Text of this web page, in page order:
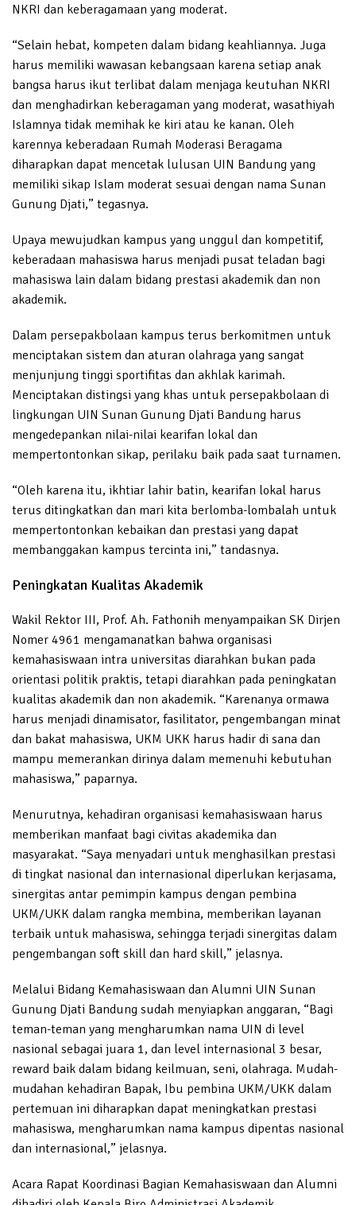
NKRI dan keberagamaan yang moderat.
“Selain hebat, kompeten dalam bidang keahliannya. Juga
harus memiliki wawasan kebangsaan karena setiap anak
bangsa harus ikut terlibat dalam menjaga keutuhan NKRI
dan menghadirkan keberagaman yang moderat, wasathiyah
Islamnya tidak memihak ke kiri atau ke kanan. Oleh
karennya keberadaan Rumah Moderasi Beragama
diharapkan dapat mencetak lulusan UIN Bandung yang
memiliki sikap Islam moderat sesuai dengan nama Sunan
Gunung Djati,” tegasnya.
Upaya mewujudkan kampus yang unggul dan kompetitif,
keberadaan mahasiswa harus menjadi pusat teladan bagi
mahasiswa lain dalam bidang prestasi akademik dan non
akademik.
Dalam persepakbolaan kampus terus berkomitmen untuk
menciptakan sistem dan aturan olahraga yang sangat
menjunjung tinggi sportifitas dan akhlak karimah.
Menciptakan distingsi yang khas untuk persepakbolaan di
lingkungan UIN Sunan Gunung Djati Bandung harus
mengedepankan nilai-nilai kearifan lokal dan
mempertontonkan sikap, perilaku baik pada saat turnamen.
“Oleh karena itu, ikhtiar lahir batin, kearifan lokal harus
terus ditingkatkan dan mari kita berlomba-lombalah untuk
mempertontonkan kebaikan dan prestasi yang dapat
membanggakan kampus tercinta ini,” tandasnya.
Peningkatan Kualitas Akademik
Wakil Rektor III, Prof. Ah. Fathonih menyampaikan SK Dirjen
Nomer 4961 mengamanatkan bahwa organisasi
kemahasiswaan intra universitas diarahkan bukan pada
orientasi politik praktis, tetapi diarahkan pada peningkatan
kualitas akademik dan non akademik. “Karenanya ormawa
harus menjadi dinamisator, fasilitator, pengembangan minat
dan bakat mahasiswa, UKM UKK harus hadir di sana dan
mampu memerankan dirinya dalam memenuhi kebutuhan
mahasiswa,” paparnya.
Menurutnya, kehadiran organisasi kemahasiswaan harus
memberikan manfaat bagi civitas akademika dan
masyarakat. “Saya menyadari untuk menghasilkan prestasi
di tingkat nasional dan internasional diperlukan kerjasama,
sinergitas antar pemimpin kampus dengan pembina
UKM/UKK dalam rangka membina, memberikan layanan
terbaik untuk mahasiswa, sehingga terjadi sinergitas dalam
pengembangan soft skill dan hard skill,” jelasnya.
Melalui Bidang Kemahasiswaan dan Alumni UIN Sunan
Gunung Djati Bandung sudah menyiapkan anggaran, “Bagi
teman-teman yang mengharumkan nama UIN di level
nasional sebagai juara 1, dan level internasional 3 besar,
reward baik dalam bidang keilmuan, seni, olahraga. Mudah-
mudahan kehadiran Bapak, Ibu pembina UKM/UKK dalam
pertemuan ini diharapkan dapat meningkatkan prestasi
mahasiswa, mengharumkan nama kampus dipentas nasional
dan internasional,” jelasnya.
Acara Rapat Koordinasi Bagian Kemahasiswaan dan Alumni